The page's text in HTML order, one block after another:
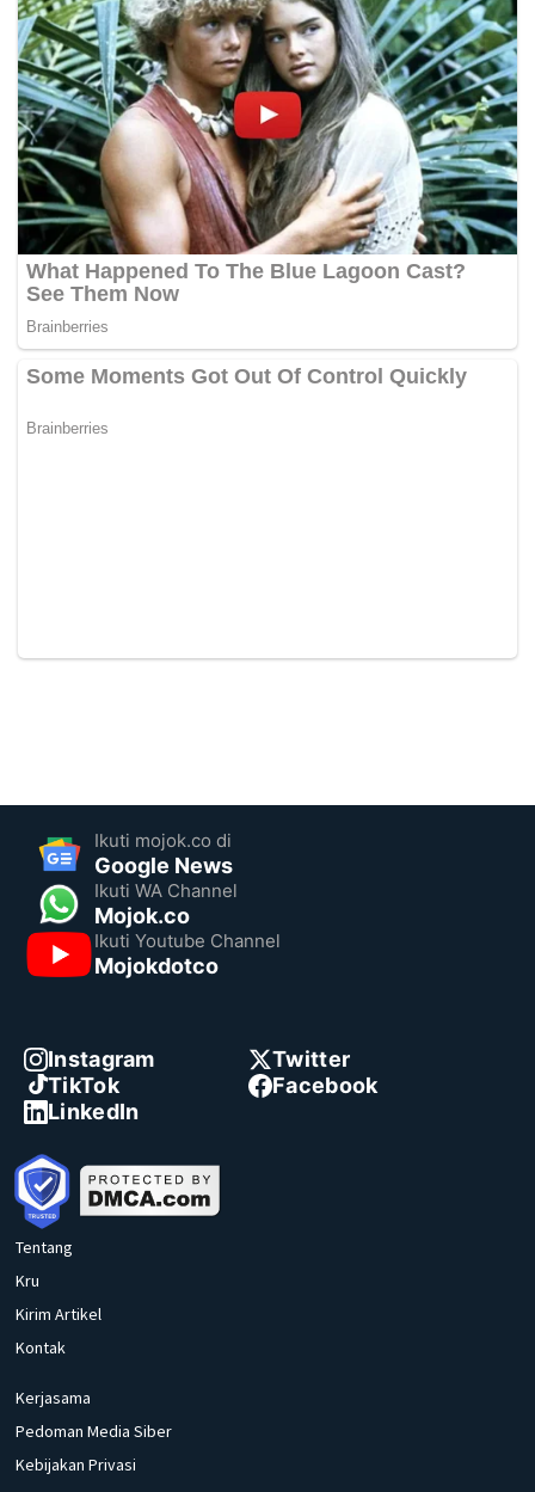
Ikuti mojok.co di
Google News
Ikuti WA Channel
Mojok.co
Ikuti Youtube Channel
Mojokdotco
Instagram
Twitter
TikTok
Facebook
LinkedIn
Tentang
Kru
Kirim Artikel
Kontak
Kerjasama
Pedoman Media Siber
Kebijakan Privasi